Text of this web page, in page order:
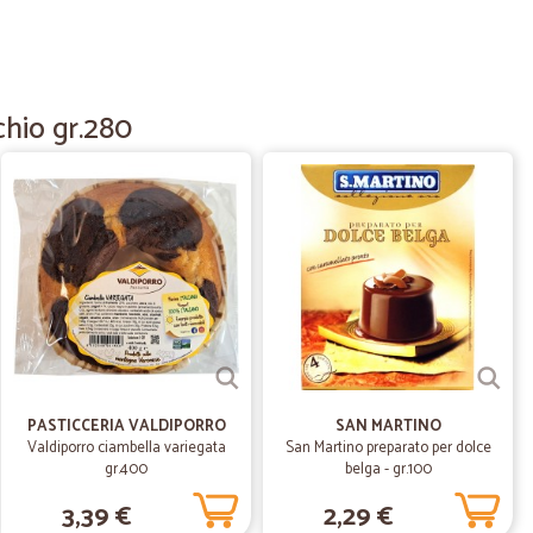
l'ho provato e mi sono innamorato. Grazie.
06/11/2019
Very, very, very buono, good, gut, bon, 良好, خير
28/10/2019
08/10/2019
gr.280
PASTICCERIA VALDIPORRO
Valdiporro ciambella variegata
gr.400
3,39 €
SAN MARTINO
San Martino preparato per dolce
belga - gr.100
2,29 €